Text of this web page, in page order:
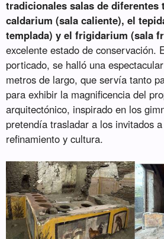
tradicionales salas de diferentes
caldarium (sala caliente), el
templada) y el frigidarium (sala
excelente estado de conservación.
porticado, se halló una
metros de largo, que servía tanto
para exhibir la magnificencia del
arquitectónico, inspirado en los
pretendía trasladar a los invitados
refinamiento y cultura.